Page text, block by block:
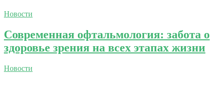
Новости
Современная офтальмология: забота о
здоровье зрения на всех этапах жизни
Новости